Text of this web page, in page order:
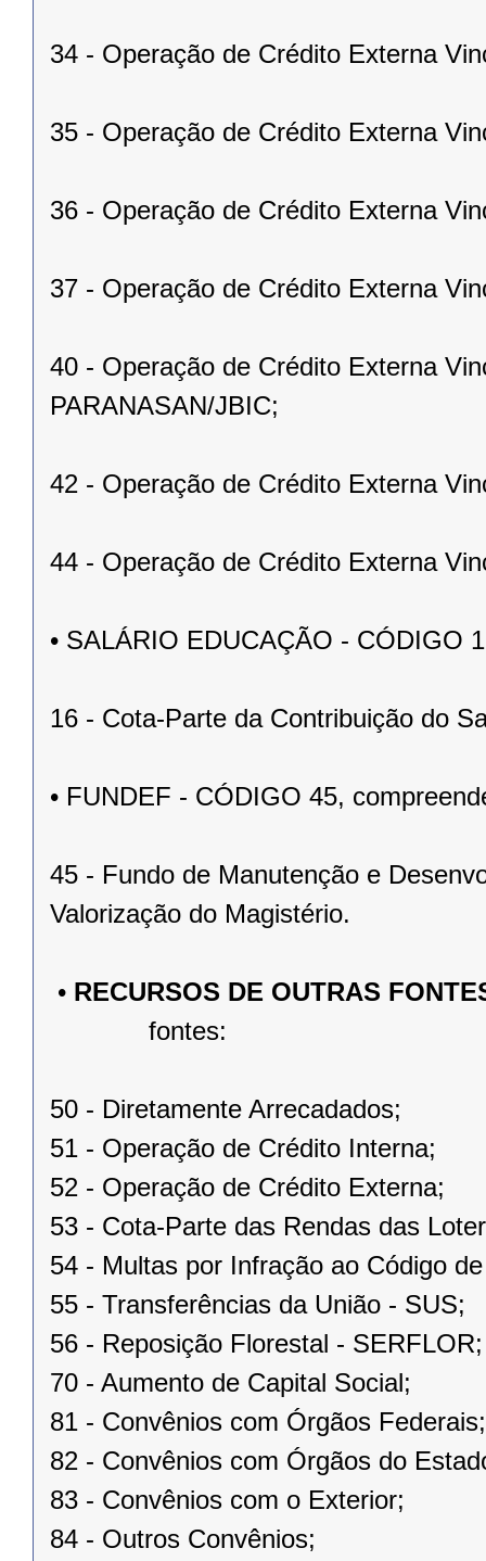
34 - Operação de Crédito Externa
35 - Operação de Crédito Externa
36 - Operação de Crédito Externa
37 - Operação de Crédito Externa
40 - Operação de Crédito Externa
PARANASAN/JBIC;
42 - Operação de Crédito Externa
44 - Operação de Crédito Externa
• SALÁRIO EDUCAÇÃO - CÓDIGO
16 - Cota-Parte da Contribuição do
• FUNDEF - CÓDIGO 45,
45 - Fundo de Manutenção e
Valorização do Magistério.
• RECURSOS DE OUTRAS
fontes:
50 - Diretamente Arrecadados;
51 - Operação de Crédito Interna;
52 - Operação de Crédito Externa;
53 - Cota-Parte das Rendas das
54 - Multas por Infração ao Código
55 - Transferências da União - SUS;
56 - Reposição Florestal - SERFLOR;
70 - Aumento de Capital Social;
81 - Convênios com Órgãos Federais;
82 - Convênios com Órgãos do
83 - Convênios com o Exterior;
84 - Outros Convênios;